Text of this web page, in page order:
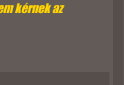
kérnek az